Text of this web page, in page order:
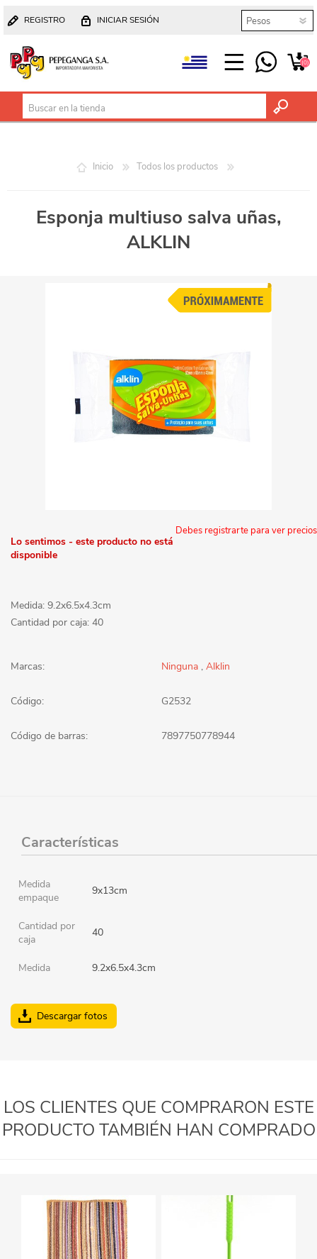
REGISTRO INICIAR SESIÓN
(0)
Inicio Todos los productos
Esponja multiuso salva uñas,
ALKLIN
Debes registrarte para ver precios
Lo sentimos - este producto no está
disponible
Medida: 9.2x6.5x4.3cm
Cantidad por caja: 40
Marcas: Ninguna , Alklin
Código: G2532
Código de barras: 7897750778944
Características
Medida
empaque
9x13cm
Cantidad por
caja
40
Medida 9.2x6.5x4.3cm
Descargar fotos
LOS CLIENTES QUE COMPRARON ESTE
PRODUCTO TAMBIÉN HAN COMPRADO